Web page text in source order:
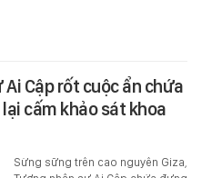
Cập rốt cuộc ẩn chứa
cấm khảo sát khoa
Sừng sững trên cao nguyên Giza,